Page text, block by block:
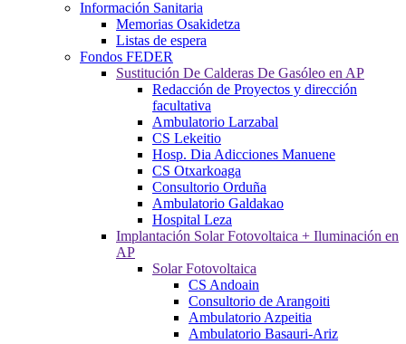
Información Sanitaria
Memorias Osakidetza
Listas de espera
Fondos FEDER
Sustitución De Calderas De Gasóleo en AP
Redacción de Proyectos y dirección
facultativa
Ambulatorio Larzabal
CS Lekeitio
Hosp. Dia Adicciones Manuene
CS Otxarkoaga
Consultorio Orduña
Ambulatorio Galdakao
Hospital Leza
Implantación Solar Fotovoltaica + Iluminación en
AP
Solar Fotovoltaica
CS Andoain
Consultorio de Arangoiti
Ambulatorio Azpeitia
Ambulatorio Basauri-Ariz